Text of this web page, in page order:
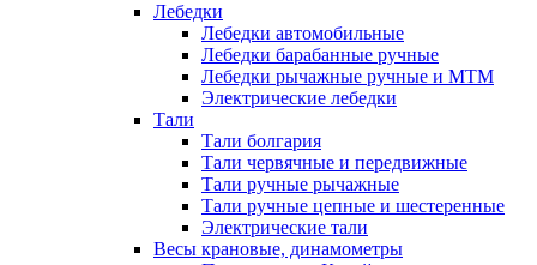
Лебедки
Лебедки автомобильные
Лебедки барабанные ручные
Лебедки рычажные ручные и МТМ
Электрические лебедки
Тали
Тали болгария
Тали червячные и передвижные
Тали ручные рычажные
Тали ручные цепные и шестеренные
Электрические тали
Весы крановые, динамометры